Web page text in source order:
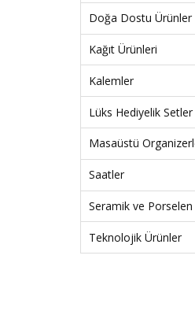
Doğa Dostu Ürünler
Kağıt Ürünleri
Kalemler
Lüks Hediyelik Setler
Masaüstü
Saatler
Seramik ve
Teknolojik Ürünler